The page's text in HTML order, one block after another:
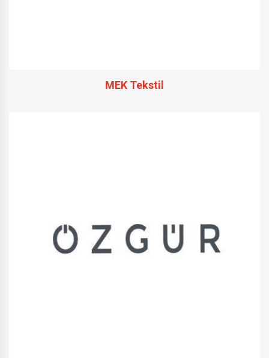
MEK Tekstil